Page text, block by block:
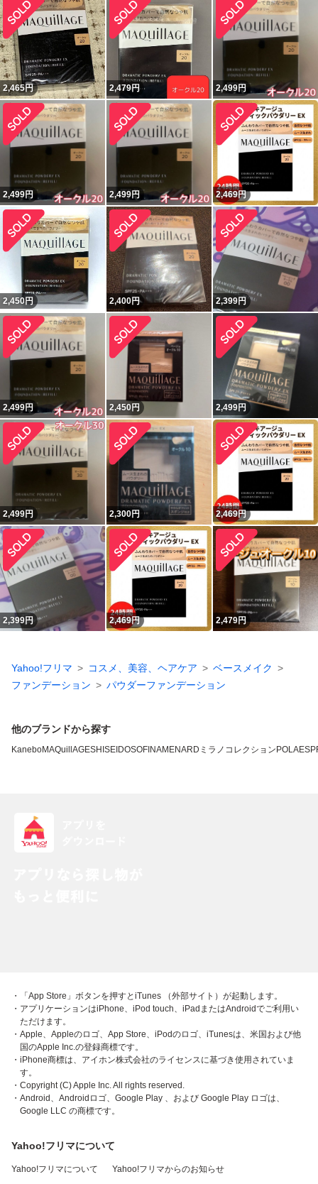
2,465円 2,479円 2,499円
2,499円 2,499円 2,469円
2,450円 2,400円 2,399円
2,499円 2,450円 2,499円
2,499円 2,300円 2,469円
2,399円 2,469円 2,479円
Yahoo!フリマ コスメ、美容、ヘアケア
ベースメイク
ファンデーション
パウダーファンデーション
他のブランドから探す
KaneboMAQuillAGESHISEIDOSOFINAMENARD ミラノコレクション POLA
・「App Store」ボタンを押すとiTunes （外部サイト）が起動します。
・アプリケーションはiPhone、iPod touch、iPadまたはAndroidでご利用い
ただけます。
・Apple、Appleのロゴ、App Store、iPodのロゴ、iTunesは、米国および他
国のApple Inc.の登録商標です。
・iPhone商標は、アイホン株式会社のライセンスに基づき使用されていま
す。
・Copyright (C) Apple Inc. All rights reserved.
・Android、Androidロゴ、Google Play 、および Google Play ロゴは、
Google LLC の商標です。
Yahoo!フリマについて
Yahoo!フリマについて Yahoo!フリマからのお知らせ